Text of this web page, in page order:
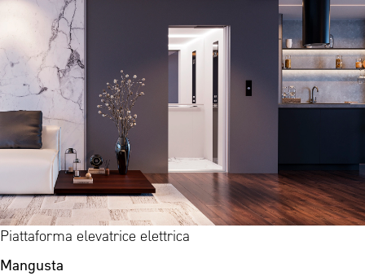
Piattaforma elevatrice elettrica
Mangusta